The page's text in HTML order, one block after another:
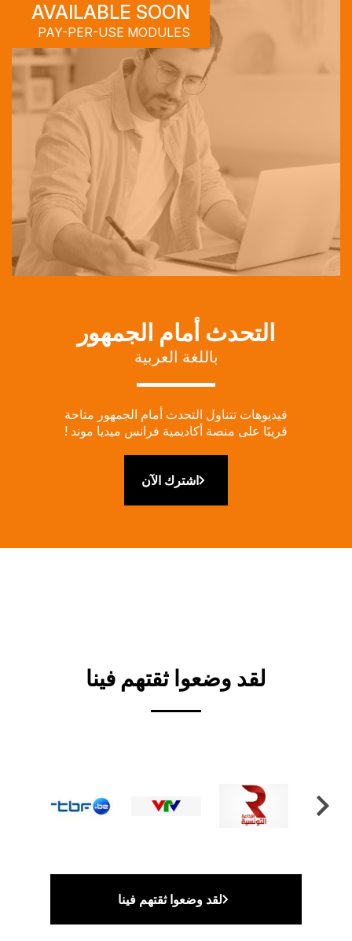
AVAILABLE SOON
PAY-PER-USE MODULES
TITLE
التحدث أمام الجمهور
Subtitleباللغة العربية
Description
فيديوهات تتناول التحدث أمام الجمهور متاحة
قريبًا على منصة أكاديمية فرانس ميديا موند !
اشترك الآن
لقد وضعوا ثقتهم فينا
لقد وضعوا ثقتهم فينا